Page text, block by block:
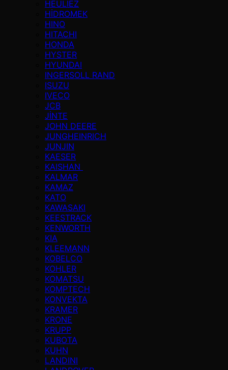
HEULIEZ
HİDROMEK
HINO
HITACHI
HONDA
HYSTER
HYUNDAI
INGERSOLL RAND
ISUZU
IVECO
JCB
JİNTE
JOHN DEERE
JUNGHEINRICH
JUNJIN
KAESER
KAISHAN
KALMAR
KAMAZ
KATO
KAWASAKI
KEESTRACK
KENWORTH
KIA
KLEEMANN
KOBELCO
KOHLER
KOMATSU
KOMPTECH
KONVEKTA
KRAMER
KRONE
KRUPP
KUBOTA
KUHN
LANDINI